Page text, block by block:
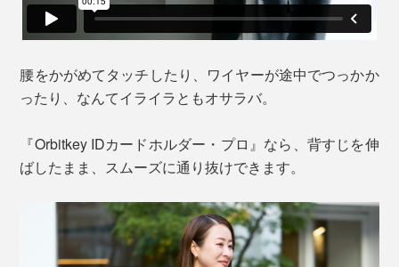
腰をかがめてタッチしたり、ワイヤーが途中でつっかか
ったり、なんてイライラともオサラバ。
『Orbitkey IDカードホルダー・プロ』なら、背すじを伸
ばしたまま、スムーズに通り抜けできます。